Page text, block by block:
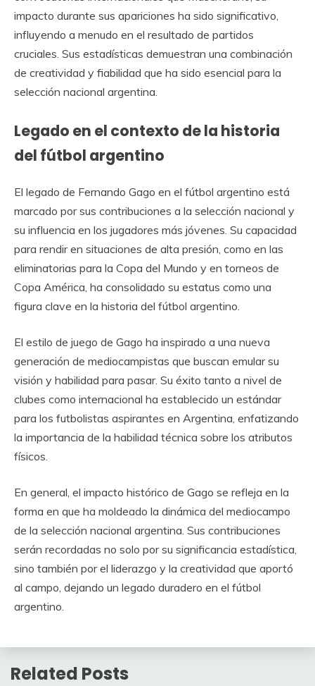
impacto durante sus apariciones ha sido significativo,
influyendo a menudo en el resultado de partidos
cruciales. Sus estadísticas demuestran una combinación
de creatividad y fiabilidad que ha sido esencial para la
selección nacional argentina.
Legado en el contexto de la historia
del fútbol argentino
El legado de Fernando Gago en el fútbol argentino está
marcado por sus contribuciones a la selección nacional y
su influencia en los jugadores más jóvenes. Su capacidad
para rendir en situaciones de alta presión, como en las
eliminatorias para la Copa del Mundo y en torneos de
Copa América, ha consolidado su estatus como una
figura clave en la historia del fútbol argentino.
El estilo de juego de Gago ha inspirado a una nueva
generación de mediocampistas que buscan emular su
visión y habilidad para pasar. Su éxito tanto a nivel de
clubes como internacional ha establecido un estándar
para los futbolistas aspirantes en Argentina, enfatizando
la importancia de la habilidad técnica sobre los atributos
físicos.
En general, el impacto histórico de Gago se refleja en la
forma en que ha moldeado la dinámica del mediocampo
de la selección nacional argentina. Sus contribuciones
serán recordadas no solo por su significancia estadística,
sino también por el liderazgo y la creatividad que aportó
al campo, dejando un legado duradero en el fútbol
argentino.
Related Posts